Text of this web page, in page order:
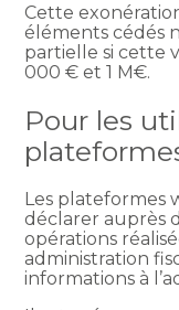
Cette
éléments cédés
partielle si cette
000 € et 1 M€.
Pour les
Les plateformes
déclarer auprès
opérations
administration
informations à